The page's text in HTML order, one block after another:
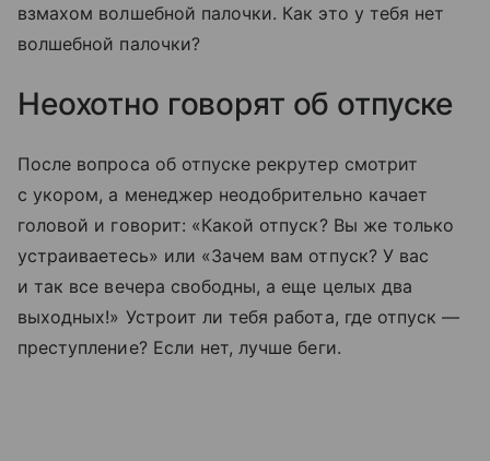
взмахом волшебной палочки. Как это у тебя нет
волшебной палочки?
Неохотно говорят об отпуске
После вопроса об отпуске рекрутер смотрит
с укором, а менеджер неодобрительно качает
головой и говорит: «Какой отпуск? Вы же только
устраиваетесь» или «Зачем вам отпуск? У вас
и так все вечера свободны, а еще целых два
выходных!» Устроит ли тебя работа, где отпуск —
преступление? Если нет, лучше беги.